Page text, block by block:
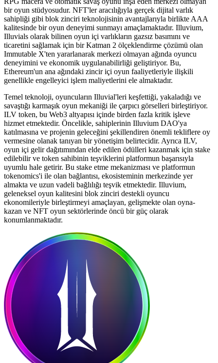
bir oyun stüdyosudur. NFT'ler aracılığıyla gerçek dijital varlık
sahipliği gibi blok zinciri teknolojisinin avantajlarıyla birlikte AAA
kalitesinde bir oyun deneyimi sunmayı amaçlamaktadır. Illuvium,
Illuvials olarak bilinen oyun içi varlıkların gazsız basımını ve
ticaretini sağlamak için bir Katman 2 ölçeklendirme çözümü olan
Immutable X'ten yararlanarak merkezi olmayan ağında oyuncu
deneyimini ve ekonomik uygulanabilirliği geliştiriyor. Bu,
Ethereum'un ana ağındaki zincir içi oyun faaliyetleriyle ilişkili
genellikle engelleyici işlem maliyetlerini ele almaktadır.
Temel teknoloji, oyuncuların Illuvial'leri keşfettiği, yakaladığı ve
savaştığı karmaşık oyun mekaniği ile çarpıcı görselleri birleştiriyor.
ILV token, bu Web3 altyapısı içinde birden fazla kritik işleve
hizmet etmektedir. Öncelikle, sahiplerinin Illuvium DAO'ya
katılmasına ve projenin geleceğini şekillendiren önemli tekliflere oy
vermesine olanak tanıyan bir yönetişim belirtecidir. Ayrıca ILV,
oyun içi gelir dağıtımından elde edilen ödülleri kazanmak için stake
edilebilir ve token sahibinin teşviklerini platformun başarısıyla
uyumlu hale getirir. Bu stake etme mekanizması ve platformun
tokenomics'i ile olan bağlantısı, ekosisteminin merkezinde yer
almakta ve uzun vadeli bağlılığı teşvik etmektedir. Illuvium,
geleneksel oyun kalitesini blok zinciri destekli oyuncu
ekonomileriyle birleştirmeyi amaçlayan, gelişmekte olan oyna-
kazan ve NFT oyun sektörlerinde öncü bir güç olarak
konumlanmaktadır.